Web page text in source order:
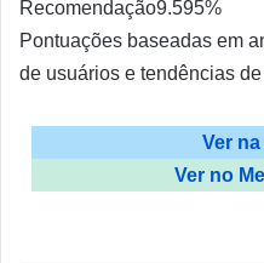
Recomendação9.595%
Pontuações baseadas em
de usuários e tendências
Ver
Ver no